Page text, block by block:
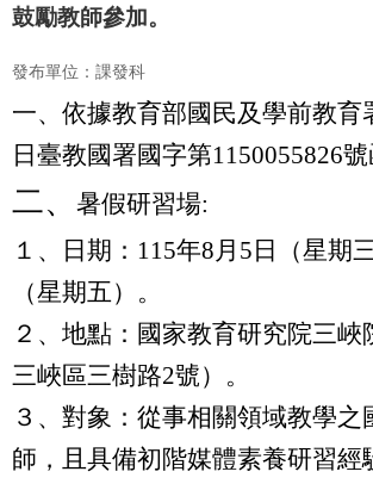
鼓勵教師參加。
發布單位：課發科
一、 依據教育部國民及學前教育
日臺教國署國字第1150055826號
二、
暑假研習場:
１、日期：115年8月5日（星期
（星期五）。
２、地點：國家教育研究院三峽
三峽區三樹路2號）。
３、對象：從事相關領域教學之
師，且具備初階媒體素養研習經